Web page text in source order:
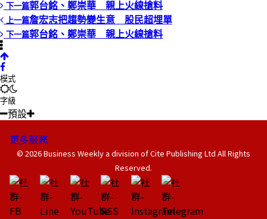
下一篇郭台銘、鄭崇華 親上火線搶料
上一篇詹宏志把趨勢變生意 股民超埋單
下一篇郭台銘、鄭崇華 親上火線搶料
模式
字級
預設
更多服務
© 2026 Business Weekly a division of Cite Publishing Ltd All Rights
Reserved.